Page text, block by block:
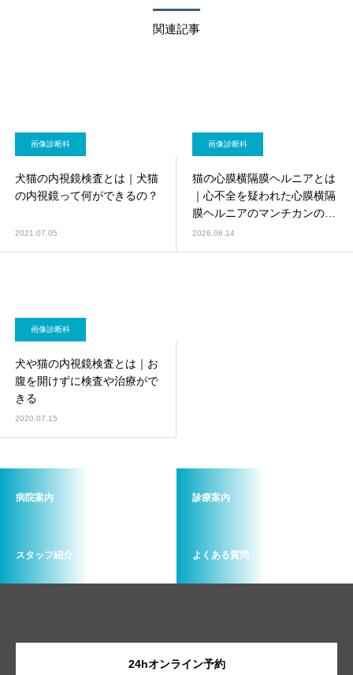
関連記事
画像診断科
犬猫の内視鏡検査とは｜犬猫
の内視鏡って何ができるの？
2021.07.05
画像診断科
猫の心膜横隔膜ヘルニアとは
｜心不全を疑われた心膜横隔
膜ヘルニアのマンチカンの一
例
2026.06.14
画像診断科
犬や猫の内視鏡検査とは｜お
腹を開けずに検査や治療がで
きる
2020.07.15
病院案内 診療案内
スタッフ紹介 よくある質問
24hオンライン予約